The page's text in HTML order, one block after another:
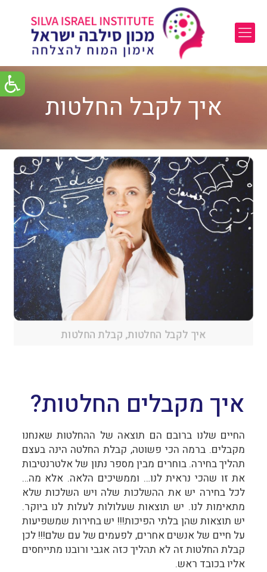
איך לקבל החלטות
איך לקבל החלטות, קבלת החלטות
איך מקבלים החלטות?
החיים שלנו ברובם הם תוצאה של ההחלטות שאנחנו
מקבלים. ברמה הכי פשוטה, קבלת החלטה הינה בעצם
תהליך בחירה. בוחרים מבין מספר נתון של אלטרנטיבות
את זו שהכי נראית לנו… וממשיכים הלאה. אלא מה…
לכל בחירה יש את ההשלכות שלה ויש השלכות שלא
מתאימות לנו. יש תוצאות שעלולות לעלות לנו ביוקר.
יש תוצאות שהן בלתי הפיכות!!! יש בחירות שמשפיעות
על חיים של אנשים אחרים, לפעמים של עם שלם!!! לכן
קבלת החלטות זה לא תהליך כזה אגבי ורובנו מתייחסים
אליו בכובד ראש.